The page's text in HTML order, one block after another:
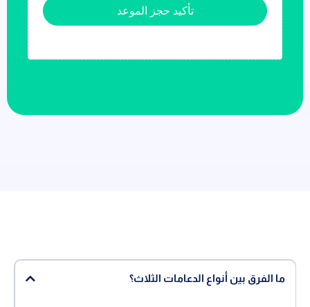
تأكيد حجز الموعد
ما الفرق بين أنواع الدعامات الثلاث؟